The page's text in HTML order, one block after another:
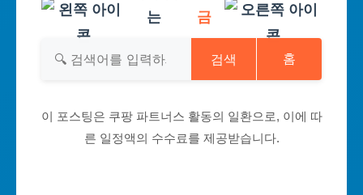
는
금
검색 홈
이 포스팅은 쿠팡 파트너스 활동의 일환으로, 이에 따
른 일정액의 수수료를 제공받습니다.